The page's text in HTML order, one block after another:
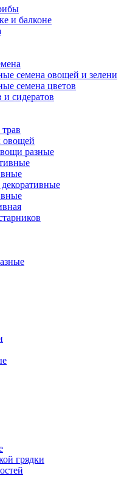
и балконе
семена овощей и зелени
семена цветов
сидератов
овощей
разные
грядки